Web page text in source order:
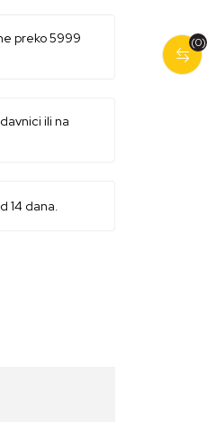
(0)
preko 5999
ili na
14 dana.